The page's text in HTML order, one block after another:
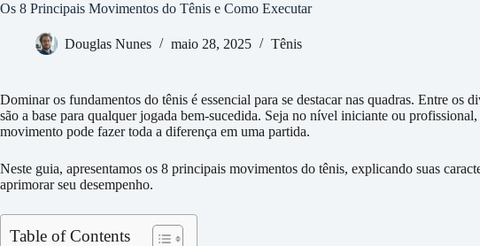
Os 8 Principais Movimentos do Tênis e Como Executar
Douglas Nunes maio 28, 2025 Tênis
Dominar os fundamentos do tênis é essencial para se destacar nas quadras. Entre os
são a base para qualquer jogada bem-sucedida. Seja no nível iniciante ou
movimento pode fazer toda a diferença em uma partida.
Neste guia, apresentamos os 8 principais movimentos do tênis, explicando suas
aprimorar seu desempenho.
Table of Contents